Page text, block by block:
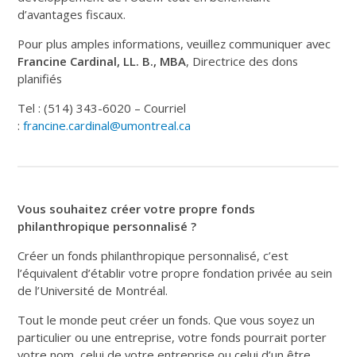
d’avantages fiscaux.
Pour plus amples informations, veuillez communiquer avec
Francine Cardinal, LL. B., MBA, Directrice des dons
planifiés
Tel : (514) 343-6020 – Courriel
:francine.cardinal@umontreal.ca
Vous souhaitez créer votre propre fonds
philanthropique personnalisé ?
Créer un fonds philanthropique personnalisé, c’est
l’équivalent d’établir votre propre fondation privée au sein
de l’Université de Montréal.
Tout le monde peut créer un fonds. Que vous soyez un
particulier ou une entreprise, votre fonds pourrait porter